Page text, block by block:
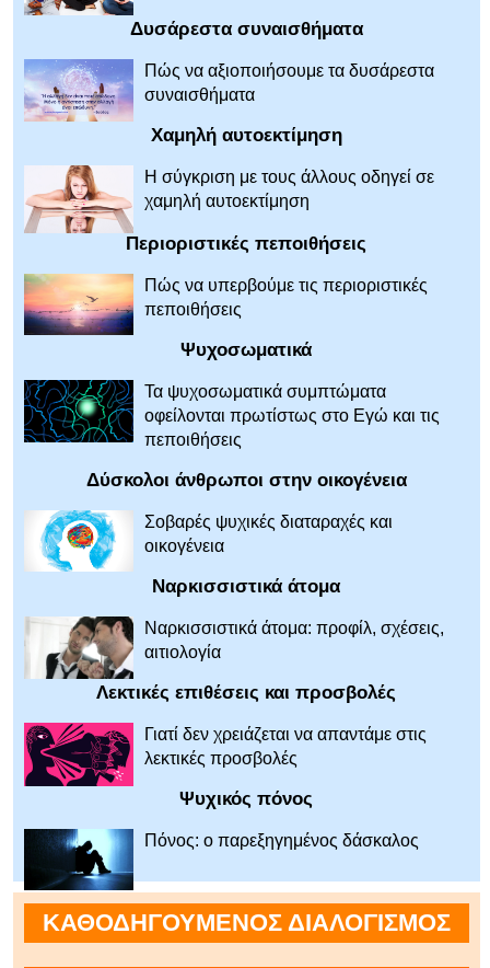
Δυσάρεστα συναισθήματα
Πώς να αξιοποιήσουμε τα δυσάρεστα
συναισθήματα
Χαμηλή αυτοεκτίμηση
Η σύγκριση με τους άλλους οδηγεί σε
χαμηλή αυτοεκτίμηση
Περιοριστικές πεποιθήσεις
Πώς να υπερβούμε τις περιοριστικές
πεποιθήσεις
Ψυχοσωματικά
Τα ψυχοσωματικά συμπτώματα
οφείλονται πρωτίστως στο Εγώ και τις
πεποιθήσεις
Δύσκολοι άνθρωποι στην οικογένεια
Σοβαρές ψυχικές διαταραχές και
οικογένεια
Ναρκισσιστικά άτομα
Ναρκισσιστικά άτομα: προφίλ, σχέσεις,
αιτιολογία
Λεκτικές επιθέσεις και προσβολές
Γιατί δεν χρειάζεται να απαντάμε στις
λεκτικές προσβολές
Ψυχικός πόνος
Πόνος: ο παρεξηγημένος δάσκαλος
ΚΑΘΟΔΗΓΟΥΜΕΝΟΣ ΔΙΑΛΟΓΙΣΜΟΣ